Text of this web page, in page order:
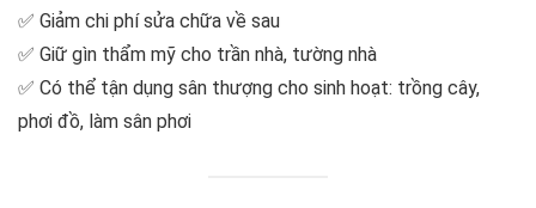
✅ Giảm chi phí sửa chữa về sau
✅ Giữ gìn thẩm mỹ cho trần nhà, tường nhà
✅ Có thể tận dụng sân thượng cho sinh hoạt: trồng cây,
phơi đồ, làm sân phơi